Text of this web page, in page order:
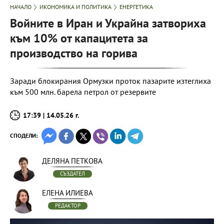
НАЧАЛО ИКОНОМИКА И ПОЛИТИКА ЕНЕРГЕТИКА
Войните в Иран и Украйна затвориха
към 10% от капацитета за
производство на горива
Заради блокирания Ормузки проток пазарите изтеглиха
към 500 млн. барела петрол от резервите
17:39 | 14.05.26 г.
СПОДЕЛИ:
ДЕЛЯНА ПЕТКОВА
СЪЗДАТЕЛ
ЕЛЕНА ИЛИЕВА
РЕДАКТОР